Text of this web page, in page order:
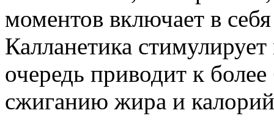
моментов включает в
Калланетика
очередь приводит к
сжиганию жира и